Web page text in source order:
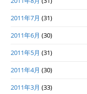
2011年7月 (31)
2011年6月 (30)
2011年5月 (31)
2011年4月 (30)
2011年3月 (33)